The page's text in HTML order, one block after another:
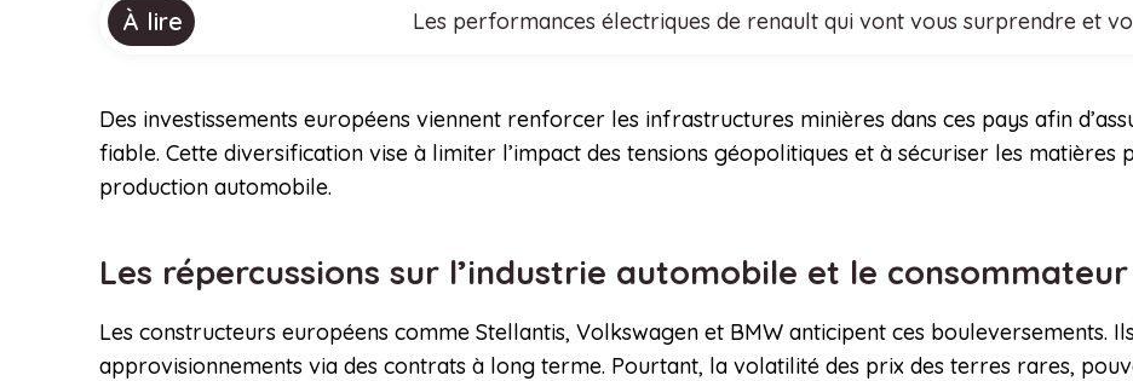
À lire Les performances électriques de renault qui vont vous surprendre et
Des investissements européens viennent renforcer les infrastructures minières dans ces pays afin
fiable. Cette diversification vise à limiter l’impact des tensions géopolitiques et à sécuriser les matières
production automobile.
Les répercussions sur l’industrie automobile et le consommateur
Les constructeurs européens comme Stellantis, Volkswagen et BMW anticipent ces bouleversements.
approvisionnements via des contrats à long terme. Pourtant, la volatilité des prix des terres rares,